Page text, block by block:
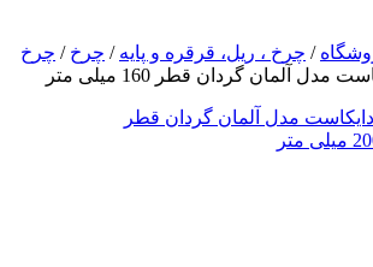
/ چرخ ، ریل، قرقره و پایه / چرخ / چرخ
مدل آلمان گردان قطر 160 میلی متر